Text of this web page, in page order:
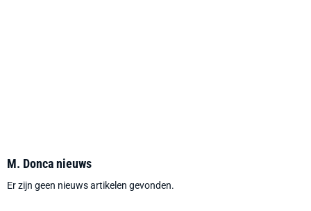
M. Donca nieuws
Er zijn geen nieuws artikelen gevonden.